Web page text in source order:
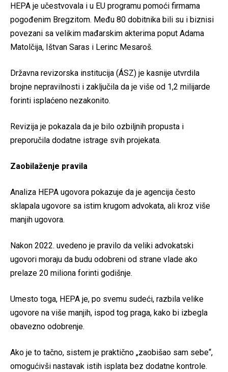
HEPA je učestvovala i u EU programu pomoći firmama
pogođenim Bregzitom. Među 80 dobitnika bili su i biznisi
povezani sa velikim mađarskim akterima poput Adama
Matolčija, Ištvan Saras i Lerinc Mesaroš.
Državna revizorska institucija (ÁSZ) je kasnije utvrdila
brojne nepravilnosti i zaključila da je više od 1,2 milijarde
forinti isplaćeno nezakonito.
Revizija je pokazala da je bilo ozbiljnih propusta i
preporučila dodatne istrage svih projekata.
Zaobilaženje pravila
Analiza HEPA ugovora pokazuje da je agencija često
sklapala ugovore sa istim krugom advokata, ali kroz više
manjih ugovora.
Nakon 2022. uvedeno je pravilo da veliki advokatski
ugovori moraju da budu odobreni od strane vlade ako
prelaze 20 miliona forinti godišnje.
Umesto toga, HEPA je, po svemu sudeći, razbila velike
ugovore na više manjih, ispod tog praga, kako bi izbegla
obavezno odobrenje.
Ako je to tačno, sistem je praktično „zaobišao sam sebe“,
omogućivši nastavak istih isplata bez dodatne kontrole.